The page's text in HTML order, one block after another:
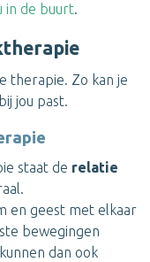
in de buurt.
therapie. Zo kan je
jou past.
staat de relatie
en geest met elkaar
bewegingen
dan ook